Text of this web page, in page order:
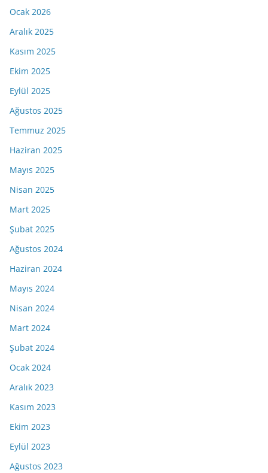
Ocak 2026
Aralık 2025
Kasım 2025
Ekim 2025
Eylül 2025
Ağustos 2025
Temmuz 2025
Haziran 2025
Mayıs 2025
Nisan 2025
Mart 2025
Şubat 2025
Ağustos 2024
Haziran 2024
Mayıs 2024
Nisan 2024
Mart 2024
Şubat 2024
Ocak 2024
Aralık 2023
Kasım 2023
Ekim 2023
Eylül 2023
Ağustos 2023